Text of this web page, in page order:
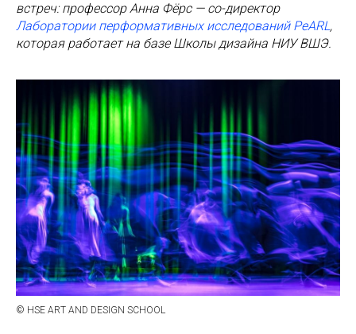
встреч: профессор Анна Фёрс — со-директор
Лаборатории перформативных исследований PeARL,
которая работает на базе Школы дизайна НИУ ВШЭ.
© HSE ART AND DESIGN SCHOOL